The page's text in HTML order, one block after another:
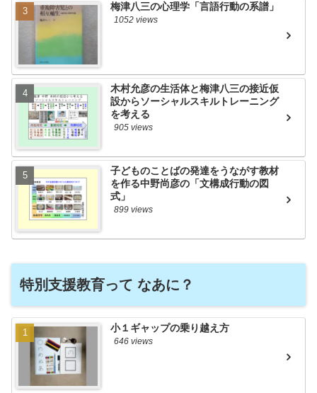
梅津八三の心理学「言語行動の系譜」
1052 views
木村允彦の生活体と梅津八三の接近仮
設からソーシャルスキルトレーニング
を考える
905 views
子どものことばの発達をうながす教材
を作る中野尚彦の「文構成行動の図
式」
899 views
特別支援教育って なあに？
小１ギャップの乗り越え方
646 views